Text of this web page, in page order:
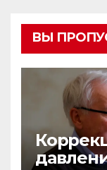
ВЫ